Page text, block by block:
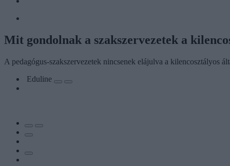
Mit gondolnak a szakszervezetek a
A pedagógus-szakszervezetek nincsenek elájulva a kilencosztályos
Eduline